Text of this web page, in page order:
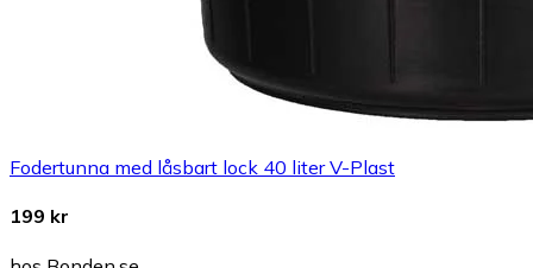
Fodertunna med låsbart lock 40 liter V-Plast
199 kr